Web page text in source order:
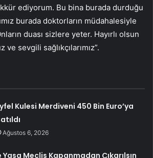
ediyorum. Bu bina burada durduğu
burada doktorların müdahalesiyle
duası sizlere yeter. Hayırlı olsun
ve sevgili sağlıkçılarımız”.
Kulesi Merdiveni 450 Bin Euro’ya
Ağustos 6, 2026
Meclis Kapanmadan Çıkarılsın